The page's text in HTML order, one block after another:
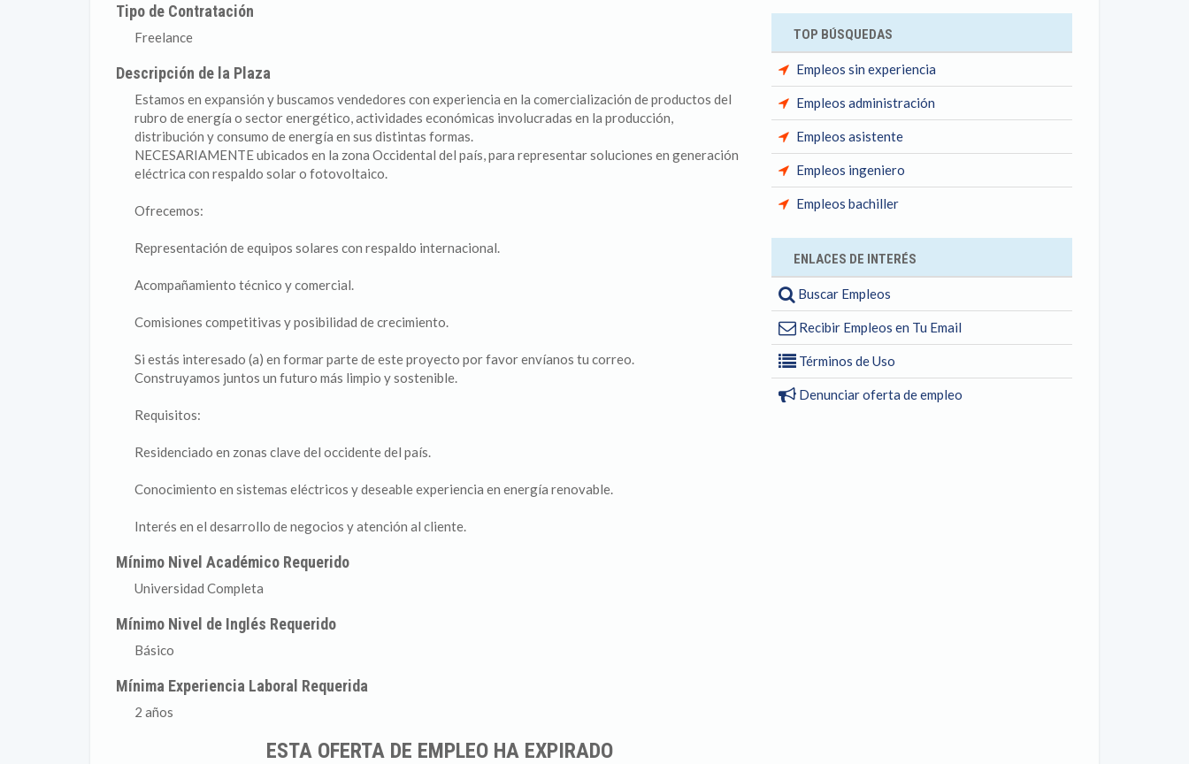
Tipo de Contratación
Freelance
Descripción de la Plaza
Estamos en expansión y buscamos vendedores con experiencia en la comercialización de productos del
rubro de energía o sector energético, actividades económicas involucradas en la producción,
distribución y consumo de energía en sus distintas formas.
NECESARIAMENTE ubicados en la zona Occidental del país, para representar soluciones en generación
eléctrica con respaldo solar o fotovoltaico.
Ofrecemos:
Representación de equipos solares con respaldo internacional.
Acompañamiento técnico y comercial.
Comisiones competitivas y posibilidad de crecimiento.
Si estás interesado (a) en formar parte de este proyecto por favor envíanos tu correo.
Construyamos juntos un futuro más limpio y sostenible.
Requisitos:
Residenciado en zonas clave del occidente del país.
Conocimiento en sistemas eléctricos y deseable experiencia en energía renovable.
Interés en el desarrollo de negocios y atención al cliente.
Mínimo Nivel Académico Requerido
Universidad Completa
Mínimo Nivel de Inglés Requerido
Básico
Mínima Experiencia Laboral Requerida
2 años
ESTA OFERTA DE EMPLEO HA EXPIRADO
TOP BÚSQUEDAS
Empleos sin experiencia
Empleos administración
Empleos asistente
Empleos ingeniero
Empleos bachiller
ENLACES DE INTERÉS
Buscar Empleos
Recibir Empleos en Tu Email
Términos de Uso
Denunciar oferta de empleo